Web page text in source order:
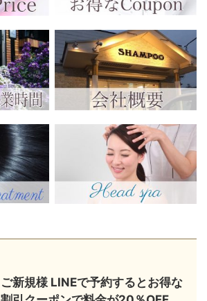
ご新規様 LINEで予約するとお得な